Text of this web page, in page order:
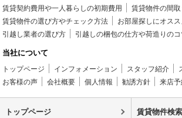
賃貸契約費用や一人暮らしの初期費用
賃貸物件の間
賃貸物件の選び方やチェック方法
お部屋探しにオス
引越し業者の選び方
引越しの梱包の仕方や荷造りのコ
当社について
トップページ インフォメーション スタッフ紹介
お客様の声
会社概要 個人情報 勧誘方針 来店
トップページ 賃貸物件検索